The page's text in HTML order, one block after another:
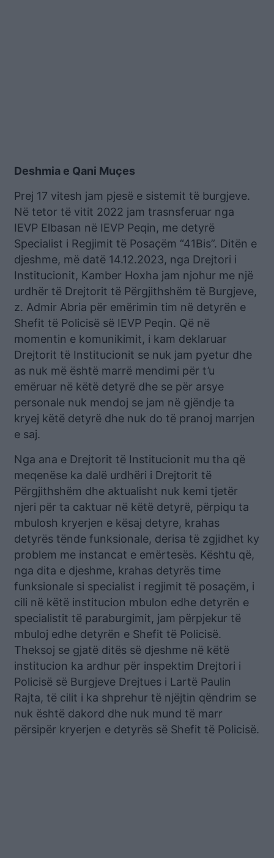
Deshmia e Qani Muçes
Prej 17 vitesh jam pjesë e sistemit të burgjeve.
Në tetor të vitit 2022 jam trasnsferuar nga
IEVP Elbasan në IEVP Peqin, me detyrë
Specialist i Regjimit të Posaçëm “41Bis”. Ditën e
djeshme, më datë 14.12.2023, nga Drejtori i
Institucionit, Kamber Hoxha jam njohur me një
urdhër të Drejtorit të Përgjithshëm të Burgjeve,
z. Admir Abria për emërimin tim në detyrën e
Shefit të Policisë së IEVP Peqin. Që në
momentin e komunikimit, i kam deklaruar
Drejtorit të Institucionit se nuk jam pyetur dhe
as nuk më është marrë mendimi për t’u
emëruar në këtë detyrë dhe se për arsye
personale nuk mendoj se jam në gjëndje ta
kryej këtë detyrë dhe nuk do të pranoj marrjen
e saj.
Nga ana e Drejtorit të Institucionit mu tha që
meqenëse ka dalë urdhëri i Drejtorit të
Përgjithshëm dhe aktualisht nuk kemi tjetër
njeri për ta caktuar në këtë detyrë, përpiqu ta
mbulosh kryerjen e kësaj detyre, krahas
detyrës tënde funksionale, derisa të zgjidhet ky
problem me instancat e emërtesës. Kështu që,
nga dita e djeshme, krahas detyrës time
funksionale si specialist i regjimit të posaçëm, i
cili në këtë institucion mbulon edhe detyrën e
specialistit të paraburgimit, jam përpjekur të
mbuloj edhe detyrën e Shefit të Policisë.
Theksoj se gjatë ditës së djeshme në këtë
institucion ka ardhur për inspektim Drejtori i
Policisë së Burgjeve Drejtues i Lartë Paulin
Rajta, të cilit i ka shprehur të njëjtin qëndrim se
nuk është dakord dhe nuk mund të marr
përsipër kryerjen e detyrës së Shefit të Policisë.